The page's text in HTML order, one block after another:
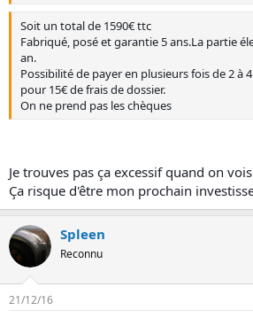
Soit un total de 1590€ ttc
Fabriqué, posé et garantie 5 ans.La partie
an.
Possibilité de payer en plusieurs fois de 2 à
pour 15€ de frais de dossier.
On ne prend pas les chèques
Je trouves pas ça excessif quand on
Ça risque d'être mon prochain
Spleen
Reconnu
21/12/16